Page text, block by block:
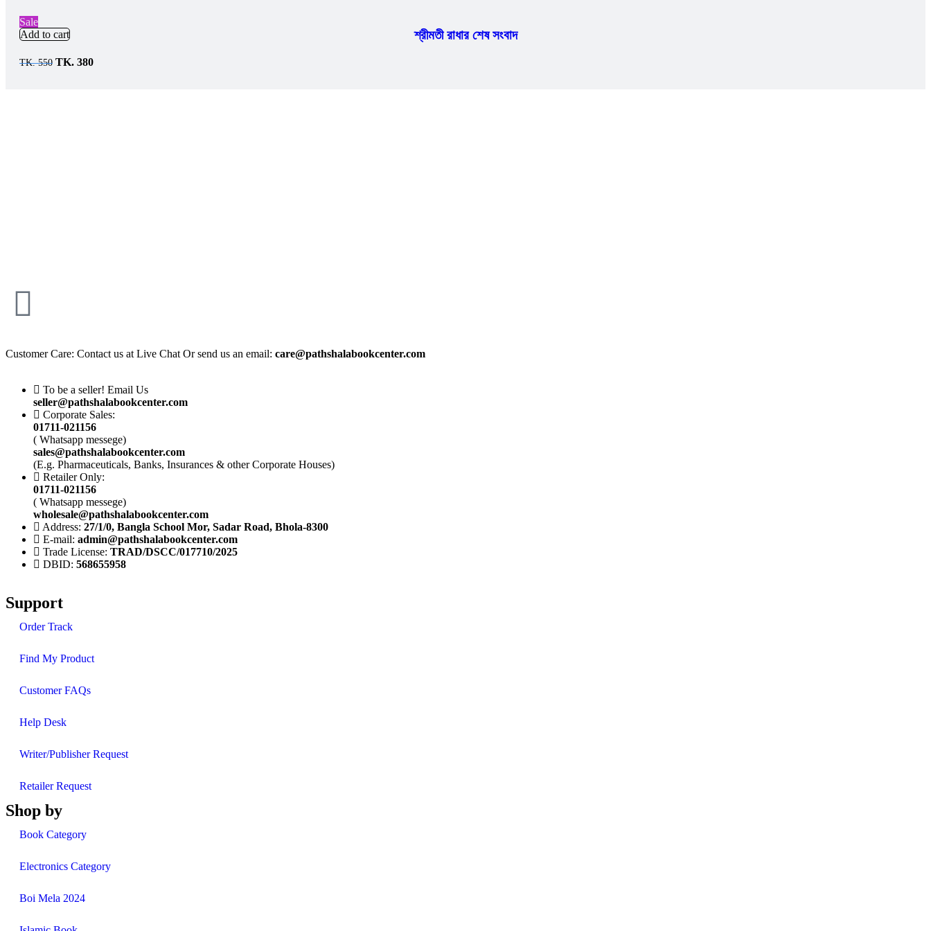
Sale
Add to cart
শ্রীমতী রাধার শেষ সংবাদ
TK.550 TK. 380
Customer Care: Contact us at Live Chat Or send us an email: care@pathshalabookcenter.com
To be a seller! Email Us
seller@pathshalabookcenter.com
Corporate Sales:
01711-021156
( Whatsapp messege)
sales@pathshalabookcenter.com
(E.g. Pharmaceuticals, Banks, Insurances & other Corporate Houses)
Retailer Only:
01711-021156
( Whatsapp messege)
wholesale@pathshalabookcenter.com
Address: 27/1/0, Bangla School Mor, Sadar Road, Bhola-8300
E-mail: admin@pathshalabookcenter.com
Trade License: TRAD/DSCC/017710/2025
DBID: 568655958
Support
Order Track
Find My Product
Customer FAQs
Help Desk
Writer/Publisher Request
Retailer Request
Shop by
Book Category
Electronics Category
Boi Mela 2024